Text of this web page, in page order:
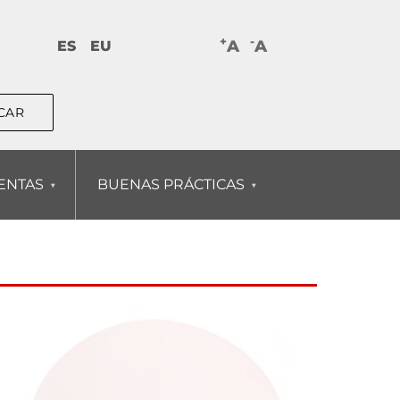
ES EU +A -A
BUENAS PRÁCTICAS